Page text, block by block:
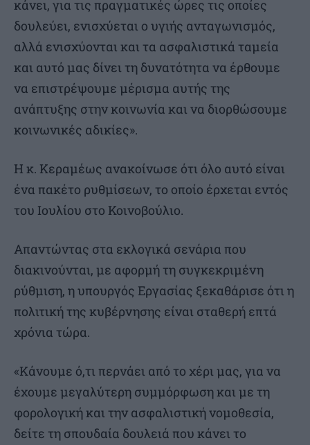
κάνει, για τις πραγματικές ώρες τις οποίες
δουλεύει, ενισχύεται ο υγιής ανταγωνισμός,
αλλά ενισχύονται και τα ασφαλιστικά ταμεία
και αυτό μας δίνει τη δυνατότητα να έρθουμε
να επιστρέψουμε μέρισμα αυτής της
ανάπτυξης στην κοινωνία και να διορθώσουμε
κοινωνικές αδικίες».
Η κ. Κεραμέως ανακοίνωσε ότι όλο αυτό είναι
ένα πακέτο ρυθμίσεων, το οποίο έρχεται εντός
του Ιουλίου στο Κοινοβούλιο.
Απαντώντας στα εκλογικά σενάρια που
διακινούνται, με αφορμή τη συγκεκριμένη
ρύθμιση, η υπουργός Εργασίας ξεκαθάρισε ότι η
πολιτική της κυβέρνησης είναι σταθερή επτά
χρόνια τώρα.
«Κάνουμε ό,τι περνάει από το χέρι μας, για να
έχουμε μεγαλύτερη συμμόρφωση και με τη
φορολογική και την ασφαλιστική νομοθεσία,
δείτε τη σπουδαία δουλειά που κάνει το